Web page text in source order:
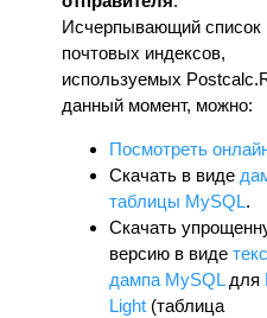
Исчерпывающий список
почтовых индексов,
используемых
данный момент, можно:
Посмотреть
Скачать в виде
таблицы MySQL.
Скачать
версию в виде
дампа MySQLдля
Light (таблица